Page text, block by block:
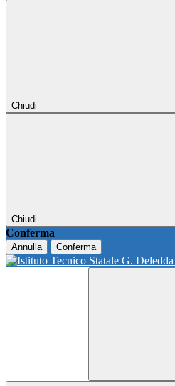
Chiudi
Chiudi
Conferma
Annulla Conferma